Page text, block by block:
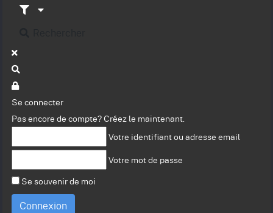
Se connecter
Pas encore de compte? Créez le maintenant.
Votre identifiant ou adresse email
Votre mot de passe
Se souvenir de moi
Connexion